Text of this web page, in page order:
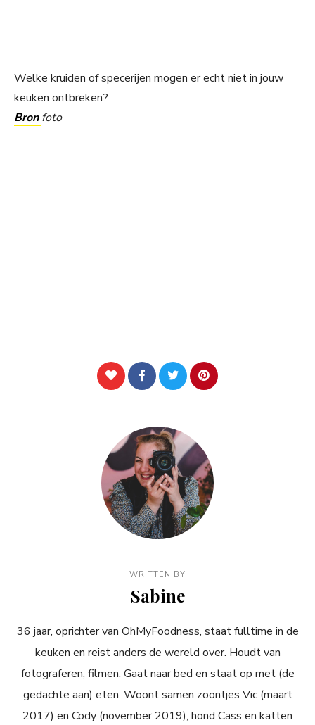
Welke kruiden of specerijen mogen er echt niet in jouw
keuken ontbreken?
Bronfoto
WRITTEN BY
Sabine
36 jaar, oprichter van OhMyFoodness, staat fulltime in de
keuken en reist anders de wereld over. Houdt van
fotograferen, filmen. Gaat naar bed en staat op met (de
gedachte aan) eten. Woont samen zoontjes Vic (maart
2017) en Cody (november 2019), hond Cass en katten